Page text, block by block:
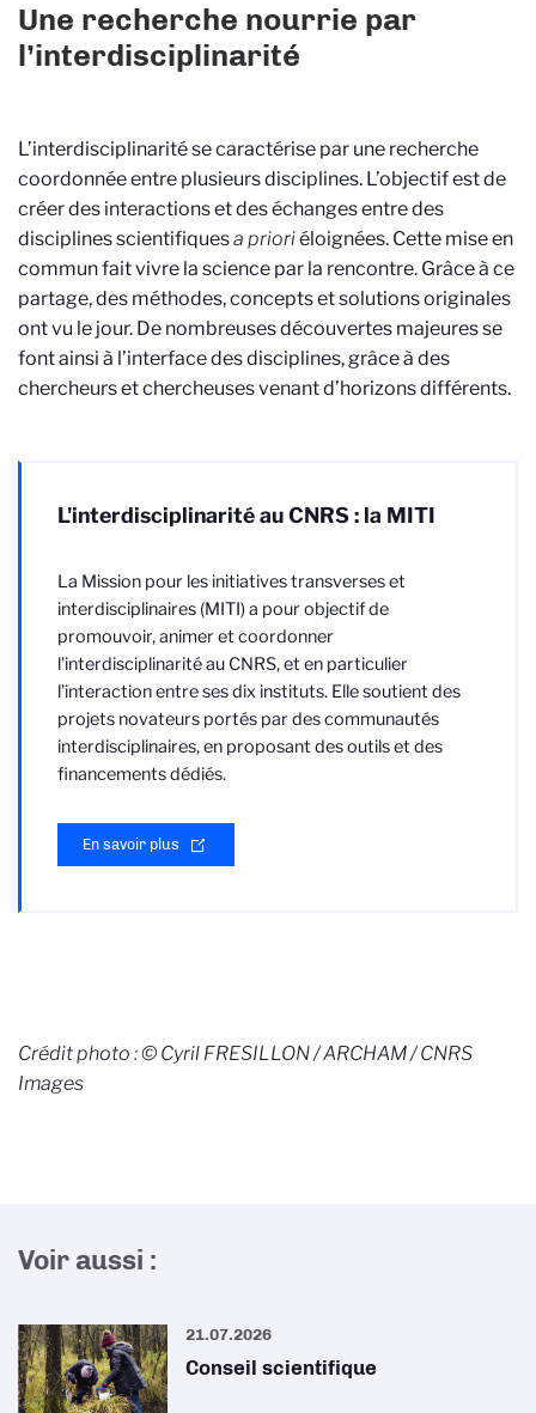
Une recherche nourrie par
l’interdisciplinarité
L’interdisciplinarité se caractérise par une recherche
coordonnée entre plusieurs disciplines. L’objectif est de
créer des interactions et des échanges entre des
disciplines scientifiquesa prioriéloignées. Cette mise en
commun fait vivre la science par la rencontre. Grâce à ce
partage, des méthodes, concepts et solutions originales
ont vu le jour. De nombreuses découvertes majeures se
font ainsi à l’interface des disciplines, grâce à des
chercheurs et chercheuses venant d’horizons différents.
L'interdisciplinarité au CNRS : la MITI
La Mission pour les initiatives transverses et
interdisciplinaires (MITI) a pour objectif de
promouvoir, animer et coordonner
l'interdisciplinarité au CNRS, et en particulier
l’interaction entre ses dix instituts. Elle soutient des
projets novateurs portés par des communautés
interdisciplinaires, en proposant des outils et des
financements dédiés.
En savoir plus
Crédit photo : © Cyril FRESILLON / ARCHAM / CNRS
Images
Voir aussi :
21.07.2026
Conseil scientifique